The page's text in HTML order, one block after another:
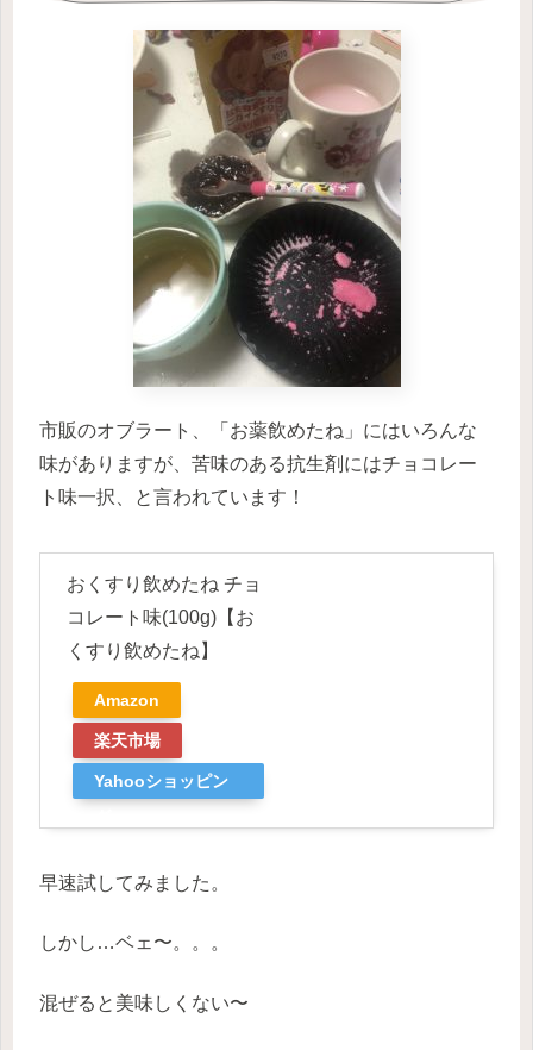
市販のオブラート、「お薬飲めたね」にはいろんな
味がありますが、苦味のある抗生剤にはチョコレー
ト味一択、と言われています！
おくすり飲めたね チョ
コレート味(100g)【お
くすり飲めたね】
Amazon
楽天市場
Yahooショッピン
早速試してみました。
しかし…ベェ〜。。。
混ぜると美味しくない〜